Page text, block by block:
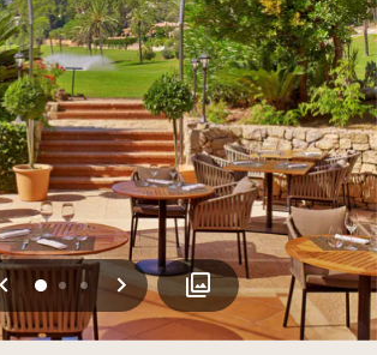
Vorherige
0 12 Weiter